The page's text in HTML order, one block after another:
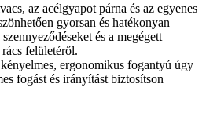
az acélgyapot párna és az egyenes
gyorsan és hatékonyan
és a megégett
felületéről.
ergonomikus fogantyú úgy
fogást és irányítást biztosítson